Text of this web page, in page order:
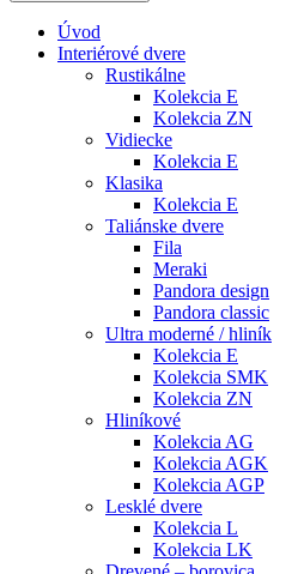
Úvod
Interiérové dvere
Rustikálne
Kolekcia E
Kolekcia ZN
Vidiecke
Kolekcia E
Klasika
Kolekcia E
Taliánske dvere
Fila
Meraki
Pandora design
Pandora classic
Ultra moderné / hliník
Kolekcia E
Kolekcia SMK
Kolekcia ZN
Hliníkové
Kolekcia AG
Kolekcia AGK
Kolekcia AGP
Lesklé dvere
Kolekcia L
Kolekcia LK